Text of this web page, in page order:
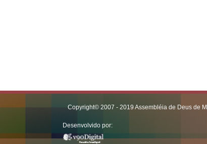
Copyright© 2007 - 2019 Assembléia de Deus de
Desenvolvido por: